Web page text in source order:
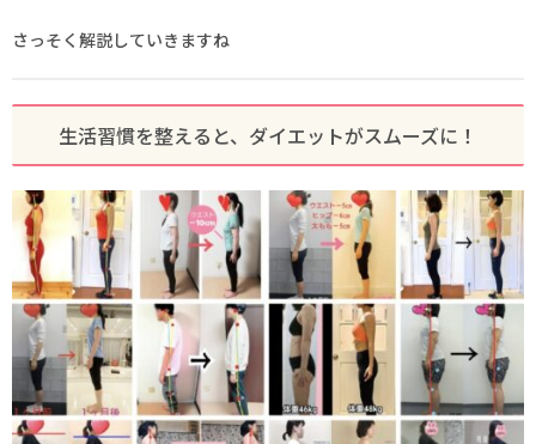
さっそく解説していきますね
生活習慣を整えると、ダイエットがスムーズに！